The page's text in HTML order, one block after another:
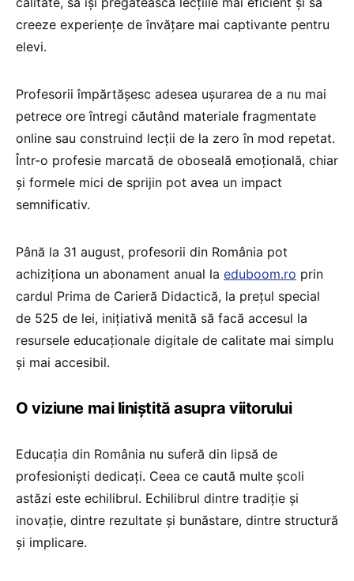
creeze experiențe de învățare mai captivante pentru
elevi.
Profesorii împărtășesc adesea ușurarea de a nu mai
petrece ore întregi căutând materiale fragmentate
online sau construind lecții de la zero în mod repetat.
Într-o profesie marcată de oboseală emoțională, chiar
și formele mici de sprijin pot avea un impact
semnificativ.
Până la 31 august, profesorii din România pot
achiziționa un abonament anual la eduboom.ro prin
cardul Prima de Carieră Didactică, la prețul special
de 525 de lei, inițiativă menită să facă accesul la
resursele educaționale digitale de calitate mai simplu
și mai accesibil.
O viziune mai liniștită asupra viitorului
Educația din România nu suferă din lipsă de
profesioniști dedicați. Ceea ce caută multe școli
astăzi este echilibrul. Echilibrul dintre tradiție și
inovație, dintre rezultate și bunăstare, dintre structură
și implicare.